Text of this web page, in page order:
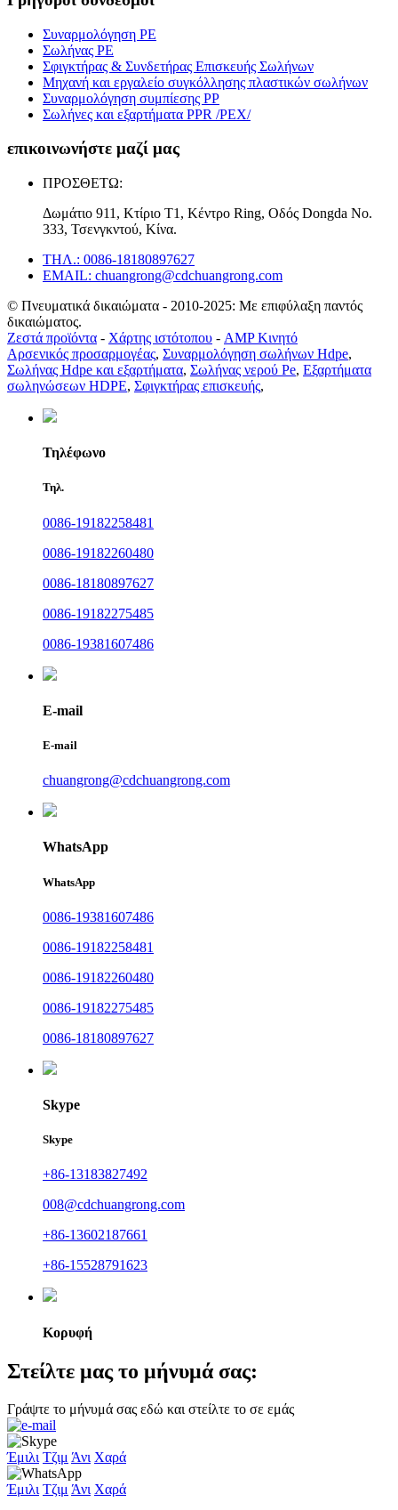
Συναρμολόγηση PE
Σωλήνας PE
Σφιγκτήρας & Συνδετήρας Επισκευής Σωλήνων
Μηχανή και εργαλείο συγκόλλησης πλαστικών σωλήνων
Συναρμολόγηση συμπίεσης PP
Σωλήνες και εξαρτήματα PPR /PEX/
επικοινωνήστε μαζί μας
ΠΡΟΣΘΕΤΩ:
Δωμάτιο 911, Κτίριο T1, Κέντρο Ring, Οδός Dongda Νο.
333, Τσενγκντού, Κίνα.
ΤΗΛ.: 0086-18180897627
EMAIL: chuangrong@cdchuangrong.com
© Πνευματικά δικαιώματα - 2010-2025: Με επιφύλαξη παντός
δικαιώματος.
Ζεστά προϊόντα - Χάρτης ιστότοπου - AMP Κινητό
Αρσενικός προσαρμογέας, Συναρμολόγηση σωλήνων Hdpe,
Σωλήνας Hdpe και εξαρτήματα, Σωλήνας νερού Pe, Εξαρτήματα
σωληνώσεων HDPE, Σφιγκτήρας επισκευής,
Τηλέφωνο
Τηλ.
0086-19182258481
0086-19182260480
0086-18180897627
0086-19182275485
0086-19381607486
E-mail
E-mail
chuangrong@cdchuangrong.com
WhatsApp
WhatsApp
0086-19381607486
0086-19182258481
0086-19182260480
0086-19182275485
0086-18180897627
Skype
Skype
+86-13183827492
008@cdchuangrong.com
+86-13602187661
+86-15528791623
Κορυφή
Στείλτε μας το μήνυμά σας:
Γράψτε το μήνυμά σας εδώ και στείλτε το σε εμάς
Έμιλι Τζιμ Άνι Χαρά
Έμιλι Τζιμ Άνι Χαρά